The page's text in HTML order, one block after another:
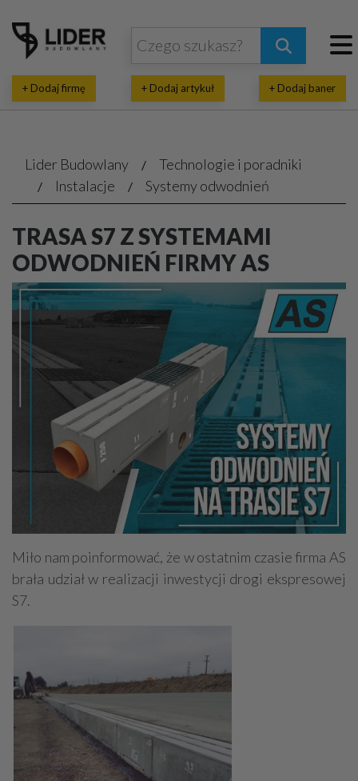
+ Dodaj firmę + Dodaj artykuł + Dodaj baner
Lider Budowlany
Technologie i poradniki
Instalacje
Systemy odwodnień
TRASA S7 Z SYSTEMAMI
ODWODNIEŃ FIRMY AS
Miło nam poinformować, że w ostatnim czasie firma AS
brała udział w realizacji inwestycji drogi ekspresowej
S7.